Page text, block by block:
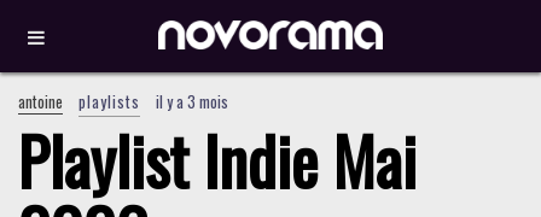
antoine playlists il y a 3 mois
Playlist Indie Mai